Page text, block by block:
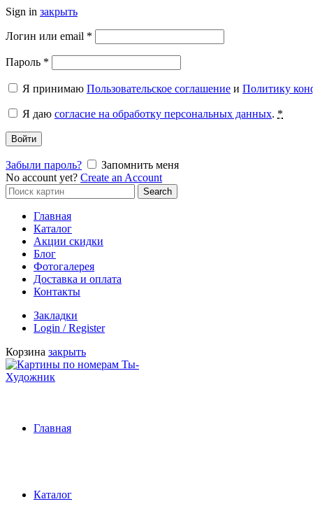
Sign in закрыть
Логин или email *
Пароль *
Я принимаю Пользовательское соглашение и Политику
Я даю согласие на обработку персональных данных. *
Войти
Забыли пароль?
Запомнить меня
No account yet? Create an Account
Search
for:
Search
Главная
Каталог
Акции скидки
Блог
Фотогалерея
Доставка и оплата
Контакты
Закладки
Login / Register
Корзина закрыть
Главная
Каталог